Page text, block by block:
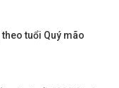
tuổi Quý mão